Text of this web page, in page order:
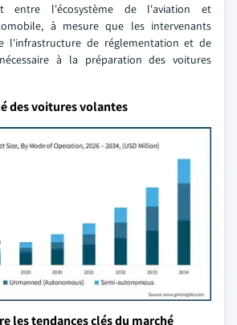
entre l'écosystème de l'aviation et
à mesure que les intervenants
l'infrastructure de réglementation et de
à la préparation des voitures
des voitures volantes
les tendances clés du marché